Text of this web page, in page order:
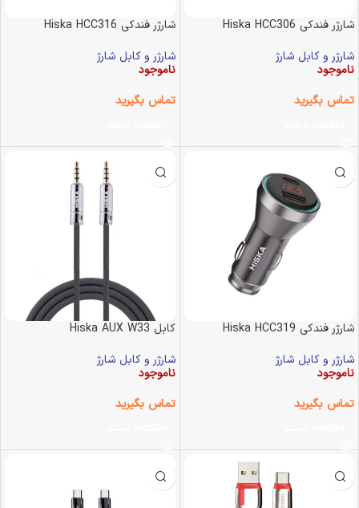
شارژر فندکی Hiska HCC306
شارژر و کابل شارژ
ناموجود
تماس بگیرید
شارژر فندکی Hiska HCC316
شارژر و کابل شارژ
ناموجود
تماس بگیرید
شارژر فندکی Hiska HCC319
شارژر و کابل شارژ
ناموجود
تماس بگیرید
کابل Hiska AUX W33
شارژر و کابل شارژ
ناموجود
تماس بگیرید